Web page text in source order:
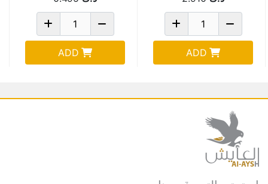
ADD
ADD